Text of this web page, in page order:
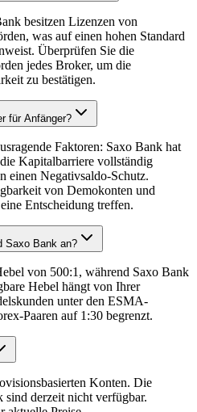
besitzen Lizenzen von
was auf einen hohen Standard
Überprüfen Sie die
jedes Broker, um die
zu bestätigen.
für Anfänger?
Faktoren: Saxo Bank hat
Kapitalbarriere vollständig
einen Negativsaldo-Schutz.
von Demokonten und
Entscheidung treffen.
Saxo Bank an?
von 500:1, während Saxo Bank
Hebel hängt von Ihrer
unter den ESMA-
Paaren auf 1:30 begrenzt.
Konten. Die
sind derzeit nicht verfügbar.